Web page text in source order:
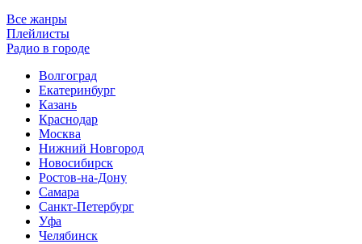
Все жанры
Плейлисты
Радио в городе
Волгоград
Екатеринбург
Казань
Краснодар
Москва
Нижний Новгород
Новосибирск
Ростов-на-Дону
Самара
Санкт-Петербург
Уфа
Челябинск